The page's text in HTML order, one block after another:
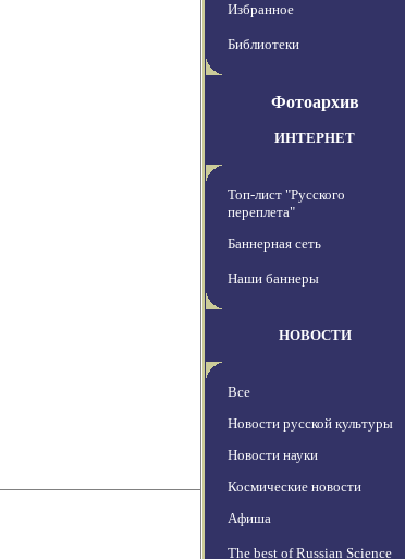
Избранное
Библиотеки
Фотоархив
ИНТЕРНЕТ
Топ-лист "Русского
переплета"
Баннерная сеть
Наши баннеры
НОВОСТИ
Все
Новости русской культуры
Новости науки
Космические новости
Афиша
The best of Russian Science